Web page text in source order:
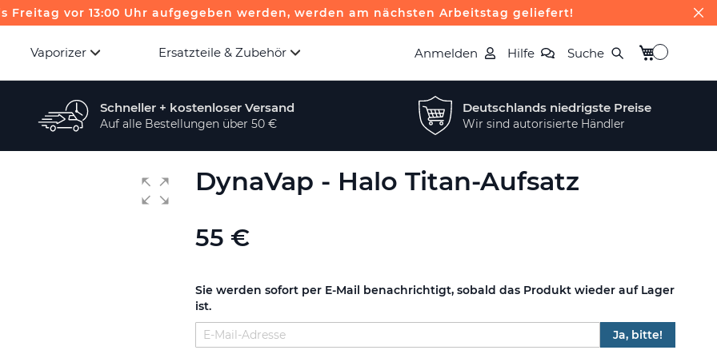
Freitag vor 13:00 Uhr aufgegeben werden, werden am nächsten Arbeitstag geliefert!
Vaporizer Ersatzteile & Zubehör Anmelden Hilfe Suche Mein
Schneller + kostenloser Versand
Auf alle Bestellungen über 50 €
Deutschlands niedrigste Preise
Wir sind autorisierte Händler
DynaVap - Halo Titan-Aufsatz
55 €
Sie werden sofort per E-Mail benachrichtigt, sobald das Produkt wieder auf Lager
ist.
Ja, bitte!